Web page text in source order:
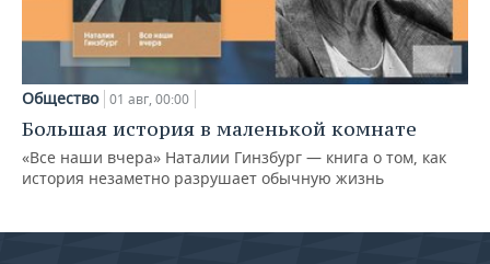
Общество 01 авг, 00:00
Большая история в маленькой комнате
«Все наши вчера» Наталии Гинзбург — книга о том, как
история незаметно разрушает обычную жизнь